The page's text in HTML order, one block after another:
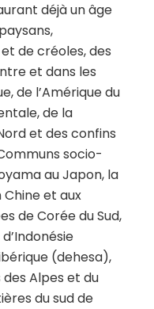
déjà un âge
de créoles, des
et dans les
de l’Amérique du
de la
et des confins
socio-
au Japon, la
et aux
de Corée du Sud,
(dehesa),
Alpes et du
du sud de